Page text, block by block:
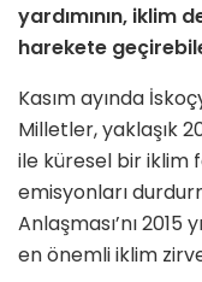
yardımının, iklim
harekete
Kasım ayında
Milletler, yaklaşık
ile küresel bir iklim
emisyonları
Anlaşması’nı
en önemli iklim